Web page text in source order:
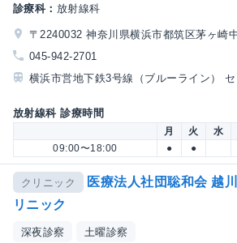
診療科： 放射線科
〒2240032 神奈川県横浜市都筑区茅ヶ崎
045-942-2701
横浜市営地下鉄3号線（ブルーライン）
放射線科 診療時間
月 火 水
09:00〜18:00
● ●
クリニック
医療法人社団聡和会 越
リニック
深夜診察 土曜診察